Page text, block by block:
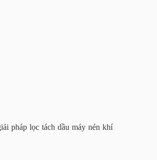
pháp lọc tách dầu máy nén khí